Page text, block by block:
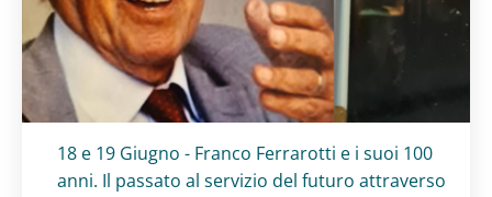
Titolo card:
18 e 19 Giugno - Franco Ferrarotti e i suoi 100
anni. Il passato al servizio del futuro attraverso